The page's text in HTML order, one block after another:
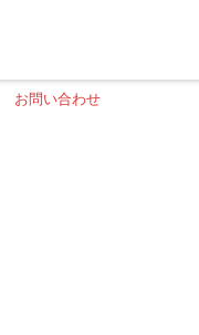
お問い合わせ